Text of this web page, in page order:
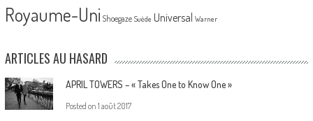
Royaume-Uni Shoegaze Suède Universal Warner
ARTICLES AU HASARD
APRIL TOWERS – « Takes One to Know One »
Posted on 1 août 2017